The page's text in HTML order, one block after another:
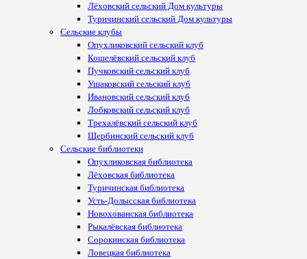
Лёховский сельский Дом культуры
Туричинский сельский Дом культуры
Сельские клубы
Опухликовский сельский клуб
Кошелёвский сельский клуб
Пучковский сельский клуб
Ушаковский сельский клуб
Ивановский сельский клуб
Лобковский сельский клуб
Трехалёвский сельский клуб
Щербинский сельский клуб
Сельские библиотеки
Опухликовская библиотека
Лёховская библиотека
Туричинская библиотека
Усть-Долысская библиотека
Новохованская библиотека
Рыкалёвская библиотека
Сорокинская библиотека
Ловецкая библиотека